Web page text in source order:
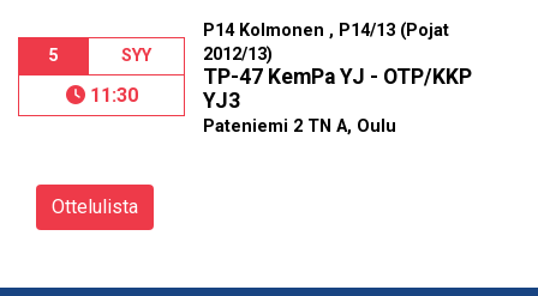
5 SYY
11:30
P14 Kolmonen , P14/13 (Pojat
2012/13)
TP-47 KemPa YJ - OTP/KKP
YJ3
Pateniemi 2 TN A, Oulu
Ottelulista